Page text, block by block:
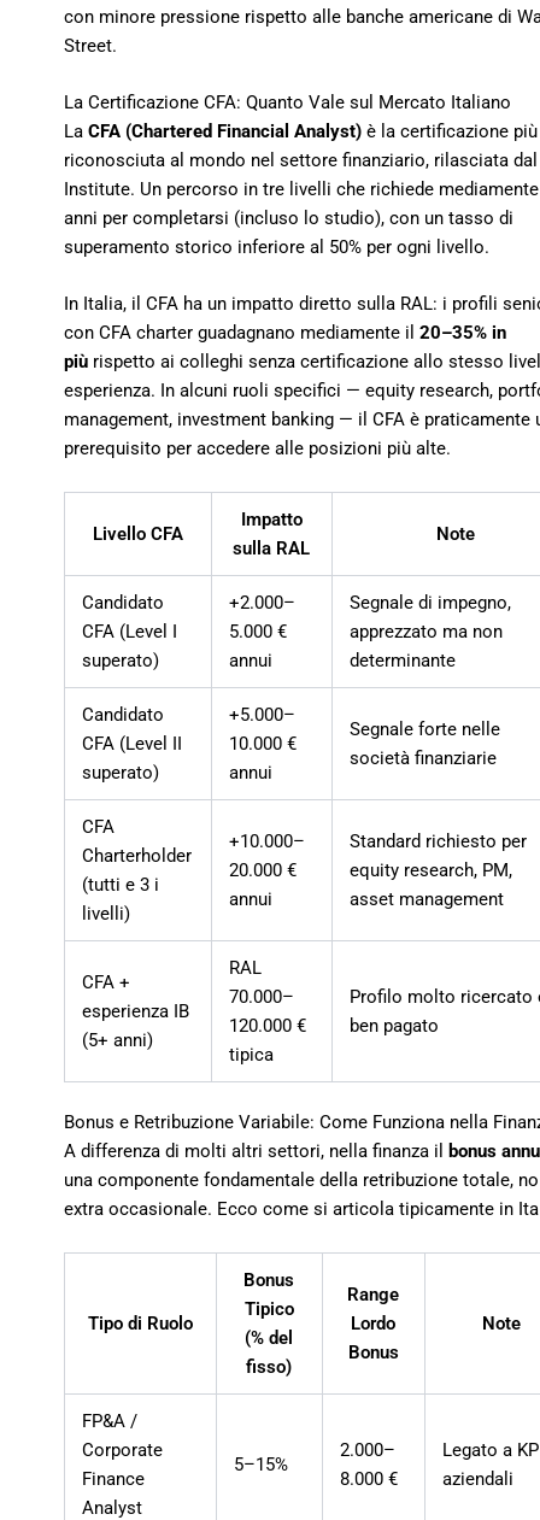
con minore pressione rispetto alle banche americane di
Street.
La Certificazione CFA: Quanto Vale sul Mercato Italiano
La CFA (Chartered Financial Analyst)è la certificazione più
riconosciuta al mondo nel settore finanziario, rilasciata dal
Institute. Un percorso in tre livelli che richiede
anni per completarsi (incluso lo studio), con un tasso di
superamento storico inferiore al 50% per ogni livello.
In Italia, il CFA ha un impatto diretto sulla RAL: i profili
con CFA charter guadagnano mediamente il 20–35% in
piùrispetto ai colleghi senza certificazione allo stesso
esperienza. In alcuni ruoli specifici — equity research,
management, investment banking — il CFA è praticamente
prerequisito per accedere alle posizioni più alte.
Livello CFA
Impatto
sulla RAL
Note
Candidato
CFA (Level I
superato)
+2.000–
5.000 €
annui
Segnale di impegno,
apprezzato ma non
determinante
Candidato
CFA (Level II
superato)
+5.000–
10.000 €
annui
Segnale forte nelle
società finanziarie
CFA
Charterholder
(tutti e 3 i
livelli)
+10.000–
20.000 €
annui
Standard richiesto per
equity research, PM,
asset management
CFA +
esperienza IB
(5+ anni)
RAL
70.000–
120.000 €
tipica
Profilo molto ricercato
ben pagato
Bonus e Retribuzione Variabile: Come Funziona nella
A differenza di molti altri settori, nella finanza il
bonus
una componente fondamentale della retribuzione totale,
extra occasionale. Ecco come si articola tipicamente in
Tipo di Ruolo
Bonus
Tipico
(% del
fisso)
Range
Lordo
Bonus
Note
FP&A /
Corporate
Finance
Analyst
5–15%
2.000–
8.000 €
Legato a
aziendali